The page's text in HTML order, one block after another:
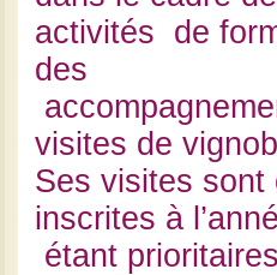
activités de
des
visites de
Ses visites
inscrites à
étant